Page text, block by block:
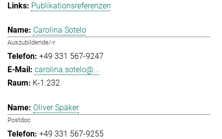
Publikationsreferenzen
Carolina Sotelo
Auszubildende/-r
+49 331 567-9247
carolina.sotelo@...
K-1.232
Oliver Späker
Postdoc
+49 331 567-9255